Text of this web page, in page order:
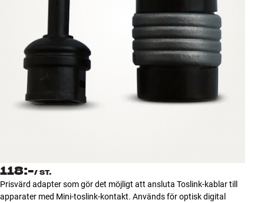
Tillbehör
INSPIRATION
MÄRKEN
NYHETER
Kundtjänst
Logga in
Kundtjänst
118:-/ ST.
Prisvärd adapter som gör det möjligt att ansluta Toslink-kablar till
apparater med Mini-toslink-kontakt. Används för optisk digital